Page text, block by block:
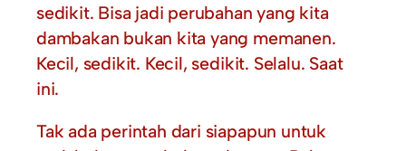
sedikit. Bisa jadi perubahan yang kita
dambakan bukan kita yang memanen.
Kecil, sedikit. Kecil, sedikit. Selalu. Saat
ini.
Tak ada perintah dari siapapun untuk